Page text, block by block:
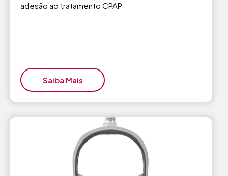
adesão ao tratamento CPAP
Saiba Mais